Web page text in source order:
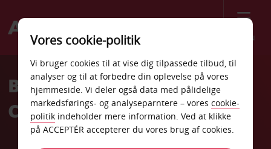
Menu
Welcome
AvisBilleje Bekescsaba
Centrum
Vores cookie-politik
Vi bruger cookies til at vise dig tilpassede tilbud, til
analyser og til at forbedre din oplevelse på vores
hjemmeside. Vi deler også data med pålidelige
markedsførings- og analyseparntere – vores cookie-
politik indeholder mere information. Ved at klikke
på ACCEPTÉR accepterer du vores brug af cookies.